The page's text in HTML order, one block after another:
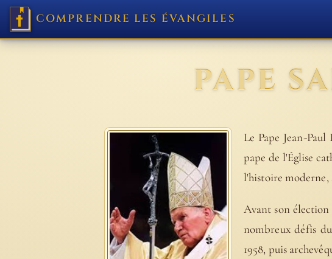
COMPRENDRE LES ÉVANGILES
PAPE
Le Pape Jean-
pape de l'Église
l'histoire moderne,
Avant son élection
nombreux défis
1958, puis